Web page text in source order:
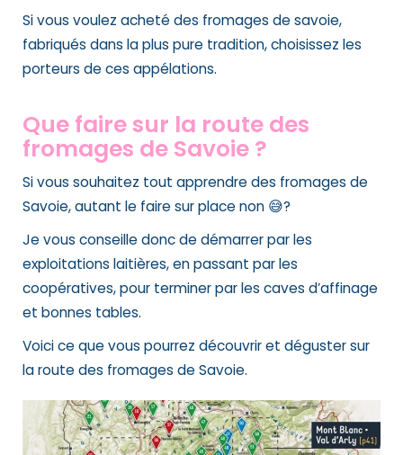
Si vous voulez acheté des fromages de savoie,
fabriqués dans la plus pure tradition,choisissez les
porteurs de ces appélations.
Que faire sur la route des
fromages de Savoie ?
Si vous souhaitez tout apprendre des fromages de
Savoie, autant le faire sur place non 😅?
Je vous conseille donc de démarrer par les
exploitations laitières, en passant par les
coopératives, pour terminer par les caves d’affinage
et bonnes tables.
Voici ce que vous pourrez découvrir et déguster sur
la route des fromages de Savoie.